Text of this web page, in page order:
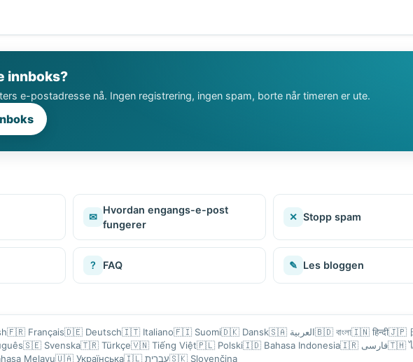
innboks?
e-postadresse nå. Ingen registrering, ingen spam, borte når timeren er ute.
✉
Hvordan engangs-e-post
fungerer
✕ Stopp spam
? FAQ ✎ Les bloggen
🇫🇷 Français🇩🇪 Deutsch🇮🇹 Italiano🇫🇮 Suomi🇩🇰 Dansk🇸🇦 العربية🇧🇩বাংলা🇮🇳हिन्दी🇯🇵
🇸🇪 Svenska🇹🇷 Türkçe🇻🇳 Tiếng Việt🇵🇱 Polski🇮🇩 Bahasa Indonesia🇮🇷 فارسی🇹🇭
Melayu🇺🇦 Українська🇮🇱 עברית🇸🇰 Slovenčina